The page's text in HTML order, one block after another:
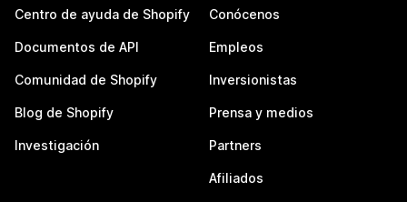
Centro de ayuda de Shopify
Documentos de API
Comunidad de Shopify
Blog de Shopify
Investigación
Conócenos
Empleos
Inversionistas
Prensa y medios
Partners
Afiliados